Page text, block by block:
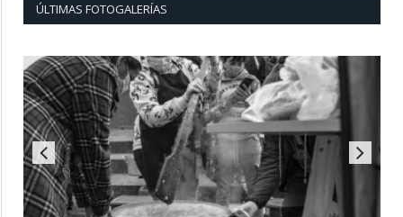
ÚLTIMAS FOTOGALERÍAS